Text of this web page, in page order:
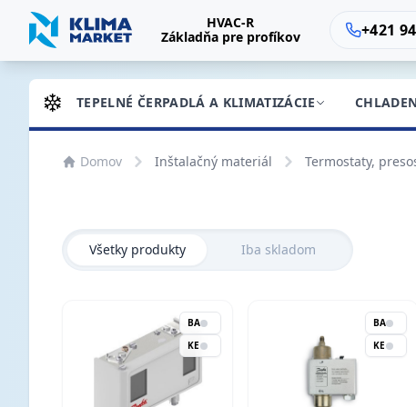
HVAC-R
Základňa pre profíkov
+421
TEPELNÉ ČERPADLÁ A KLIMATIZÁCIE
Domov Inštalačný materiál Termostaty,
Všetky produkty Iba skladom
BA
KE
BA
KE